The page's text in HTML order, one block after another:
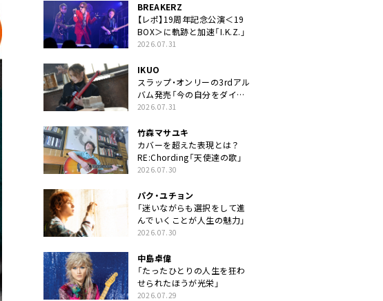
BREAKERZ
【レポ】19周年記念公演＜19
BOX＞に軌跡と加速「I.K.Z.」
2026.07.31
IKUO
スラップ・オンリーの3rdアル
バム発売「今の自分をダイレ
クトに」
2026.07.31
竹森マサユキ
カバーを超えた表現とは？
RE:Chording「天使達の歌」
2026.07.30
パク・ユチョン
「迷いながらも選択をして進
んでいくことが人生の魅力」
2026.07.30
中島卓偉
「たったひとりの人生を狂わ
せられたほうが光栄」
2026.07.29